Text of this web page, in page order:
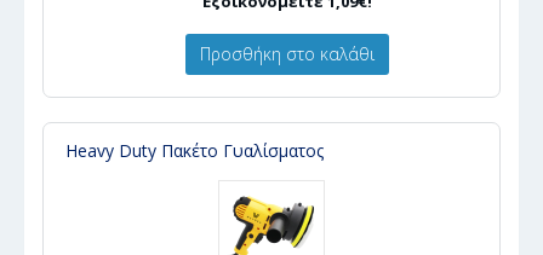
Προσθήκη στο καλάθι
Heavy Duty Πακέτο Γυαλίσματος